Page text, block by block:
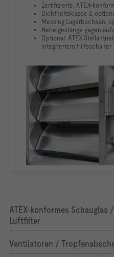
Zertifizierte, ATEX-
Dichtheitsklasse 2,
Messing Lagerbuchsen,
Hebelgestänge
Optional: ATEX
integriertem Hilfsschalter
ATEX-konformes
Luftfilter
Ventilatoren /